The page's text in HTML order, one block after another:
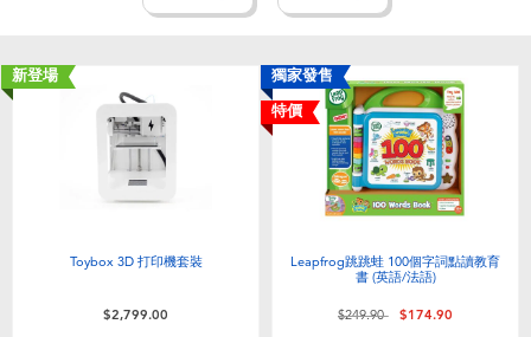
毛毛公仔玩具
夏日用品
新登場
Toybox 3D 打印機套裝
$2,799.00
獨家發售
特價
Leapfrog跳跳蛙 100個字詞點讀教育
書 (英語/法語)
價格從
$249.90至$174.90